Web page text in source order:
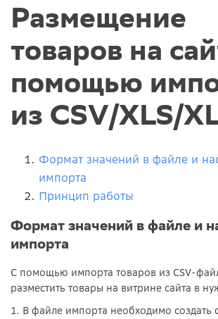
Размещение
товаров на
помощью
из CSV/XLS/
Формат значений в файле и
импорта
Принцип работы
Формат значений в файле и
импорта
С помощью импорта товаров из CSV-
разместить товары на витрине сайта в
1. В файле импорта необходимо создать